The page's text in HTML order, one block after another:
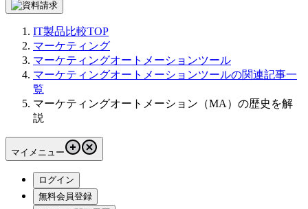
IT製品比較TOP
マーケティング
マーケティングオートメーションツール
マーケティングオートメーションツールの関連記事一
覧
マーケティングオートメーション（MA）の歴史を解
説
マイメニュー
ログイン
無料会員登録